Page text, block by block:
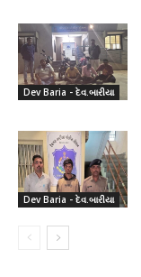
Dev Baria - દેવ.બારીયા
Dev Baria - દેવ.બારીયા